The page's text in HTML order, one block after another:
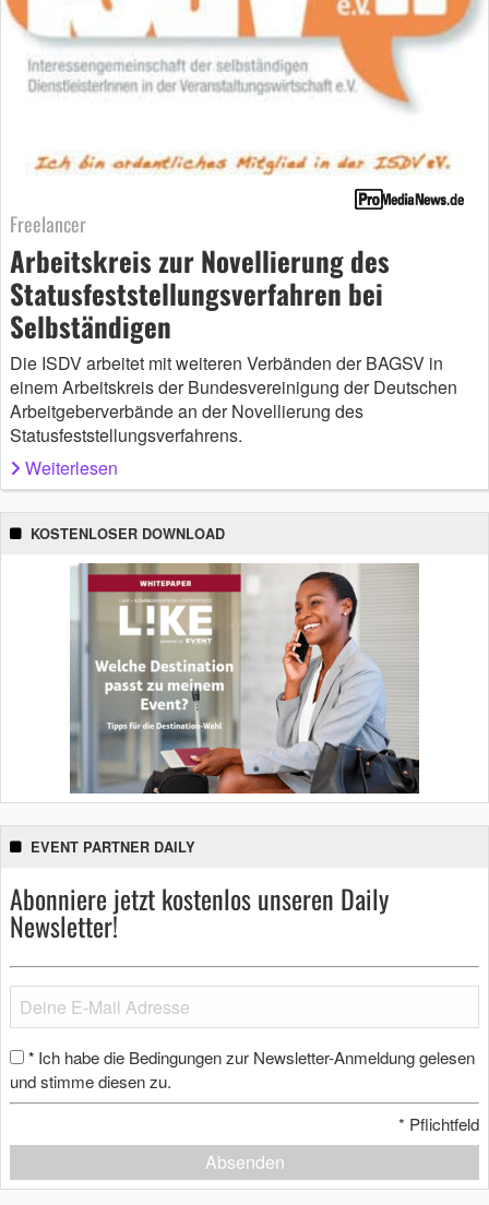
Freelancer
Arbeitskreis zur Novellierung des
Statusfeststellungsverfahren bei
Selbständigen
Die ISDV arbeitet mit weiteren Verbänden der BAGSV in
einem Arbeitskreis der Bundesvereinigung der Deutschen
Arbeitgeberverbände an der Novellierung des
Statusfeststellungsverfahrens.
Weiterlesen
KOSTENLOSER DOWNLOAD
EVENT PARTNER DAILY
Abonniere jetzt kostenlos unseren Daily
Newsletter!
* Ich habe die Bedingungen zur Newsletter-Anmeldung gelesen
und stimme diesen zu.
* Pflichtfeld
Absenden